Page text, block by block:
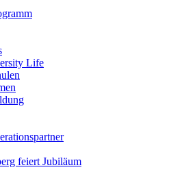
Life
feiert Jubiläum